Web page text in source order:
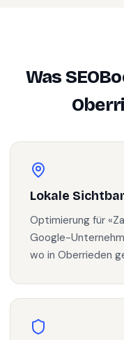
Was
Lokale
Optimierung für
Google-
wo in Oberrieden